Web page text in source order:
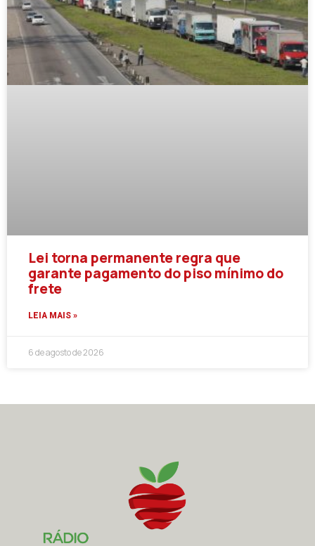
Lei torna permanente regra que
garante pagamento do piso mínimo do
frete
LEIA MAIS »
6 de agosto de 2026